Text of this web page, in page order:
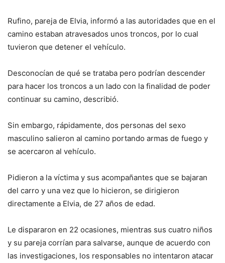
Rufino, pareja de Elvia, informó a las autoridades que en el
camino estaban atravesados unos troncos, por lo cual
tuvieron que detener el vehículo.
Desconocían de qué se trataba pero podrían descender
para hacer los troncos a un lado con la finalidad de poder
continuar su camino, describió.
Sin embargo, rápidamente, dos personas del sexo
masculino salieron al camino portando armas de fuego y
se acercaron al vehículo.
Pidieron a la víctima y sus acompañantes que se bajaran
del carro y una vez que lo hicieron, se dirigieron
directamente a Elvia, de 27 años de edad.
Le dispararon en 22 ocasiones, mientras sus cuatro niños
y su pareja corrían para salvarse, aunque de acuerdo con
las investigaciones, los responsables no intentaron atacar